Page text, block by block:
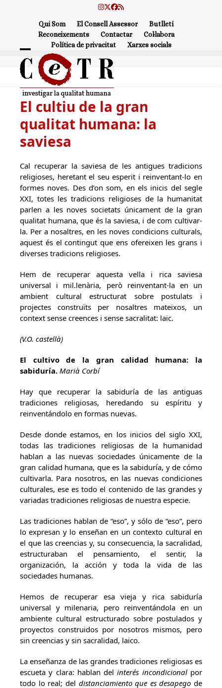
Instagram
Twitter
Facebook
RSS
Qui Som El Consell Assessor
Butlletí
Reconeixements
Contactar
Col·labora
Política de privacitat
Xarxes socials
Open
mobile
menu
Close
mobile
menu
El cultiu de la gran
qualitat humana: la
saviesa
Cal recuperar la saviesa de les antigues tradicions
religioses, heretant el seu esperit i reinventant-lo en
formes noves. Des d’on som, en els inicis del segle
XXI, totes les tradicions religioses de la humanitat
parlen a les noves societats únicament de la gran
qualitat humana, que és la saviesa, i de com cultivar-
la. Per a nosaltres, en les noves condicions culturals,
aquest és el contingut que ens ofereixen les grans i
diverses tradicions religioses.
Hem de recuperar aquesta vella i rica saviesa
universal i mil.lenària, però reinventant-la en un
ambient cultural estructurat sobre postulats i
projectes construïts per nosaltres mateixos, un
context sense creences i sense sacralitat: laic.
(V.O. castellà)
El cultivo de la gran calidad humana: la
sabiduría. Marià Corbí
Hay que recuperar la sabiduría de las antiguas
tradiciones religiosas, heredando su espíritu y
reinventándolo en formas nuevas.
Desde donde estamos, en los inicios del siglo XXI,
todas las tradiciones religiosas de la humanidad
hablan a las nuevas sociedades únicamente de la
gran calidad humana, que es la sabiduría, y de cómo
cultivarla. Para nosotros, en las nuevas condiciones
culturales, ese es todo el contenido de las grandes y
variadas tradiciones religiosas de nuestra especie.
Las tradiciones hablan de “eso”, y sólo de “eso”, pero
lo expresan y lo enseñan en un contexto cultural en
el que las creencias y, su consecuencia, la sacralidad,
estructuraban el pensamiento, el sentir, la
organización, la acción y toda la vida de las
sociedades humanas.
Hemos de recuperar esa vieja y rica sabiduría
universal y milenaria, pero reinventándola en un
ambiente cultural estructurado sobre postulados y
proyectos construidos por nosotros mismos, pero
sin creencias y sin sacralidad, laico.
La enseñanza de las grandes tradiciones religiosas es
escueta y clara: hablan delinterés incondicionalpor
todo lo real; del distanciamiento que es desapego de